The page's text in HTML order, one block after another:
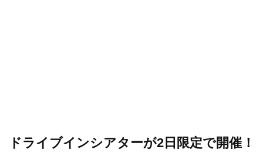
ドライブインシアターが2日限定で開催！